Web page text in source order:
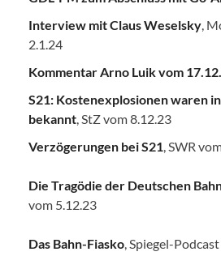
Interview mit Claus Weselsky ,
2.1.24
Kommentar Arno Luik vom
S21: Kostenexplosionen waren
bekannt , StZ vom 8.12.23
Verzögerungen bei S21 , SWR
Die Tragödie der Deutschen
vom 5.12.23
Das Bahn-Fiasko , Spiegel-